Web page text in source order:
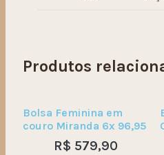
Produtos
Bolsa Feminina em
couro Miranda 6x 96,95
R$ 579,90